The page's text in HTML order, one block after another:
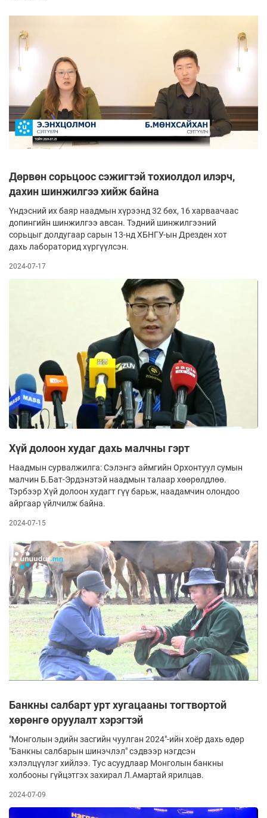
Дөрвөн сорьцоос сэжигтэй тохиолдол илэрч,
дахин шинжилгээ хийж байна
Үндэсний их баяр наадмын хүрээнд 32 бөх, 16 харваачаас
допингийн шинжилгээ авсан. Тэдний шинжилгээний
сорьцыг долдугаар сарын 13-нд ХБНГУ-ын Дрезден хот
дахь лабораторид хүргүүлсэн.
2024-07-17
Хүй долоон худаг дахь малчны гэрт
Наадмын сурвалжилга: Сэлэнгэ аймгийн Орхонтуул сумын
малчин Б.Бат-Эрдэнэтэй наадмын талаар хөөрөлдлөө.
Тэрбээр Хүй долоон худагт гүү барьж, наадамчин олондоо
айргаар үйлчилж байна.
2024-07-15
Банкны салбарт урт хугацааны тогтвортой
хөрөнгө оруулалт хэрэгтэй
"Монголын эдийн засгийн чуулган 2024"-ийн хоёр дахь өдөр
"Банкны салбарын шинэчлэл" сэдвээр нэгдсэн
хэлэлцүүлэг хийлээ. Тус асуудлаар Монголын банкны
холбооны гүйцэтгэх захирал Л.Амартай ярилцав.
2024-07-09